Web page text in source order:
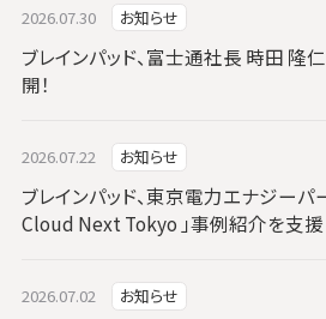
2026.07.30 お知らせ
ブレインパッド、富士通社長 時田 隆
開！
2026.07.22 お知らせ
ブレインパッド、東京電力エナジーパ
Cloud Next Tokyo 」事例紹介を支援
2026.07.02 お知らせ